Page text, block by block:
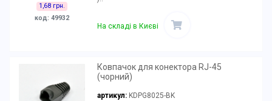
1,68 грн.
код: 49932
На складі в Києві
Ковпачок для конектора RJ-45
(чорний)
артикул: KDPG8025-BK